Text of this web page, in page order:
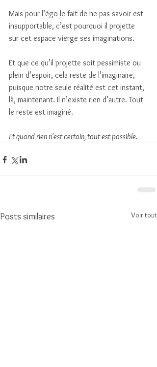
Mais pour l’égo le fait de ne pas savoir est
insupportable, c’est pourquoi il projette
sur cet espace vierge ses imaginations.
Et que ce qu’il projette soit pessimiste ou
plein d’espoir, cela reste de l’imaginaire,
puisque notre seule réalité est cet instant,
là, maintenant. Il n’existe rien d’autre. Tout
le reste est imaginé.
Et quand rien n'est certain, tout est possible.
Posts similaires Voir tout